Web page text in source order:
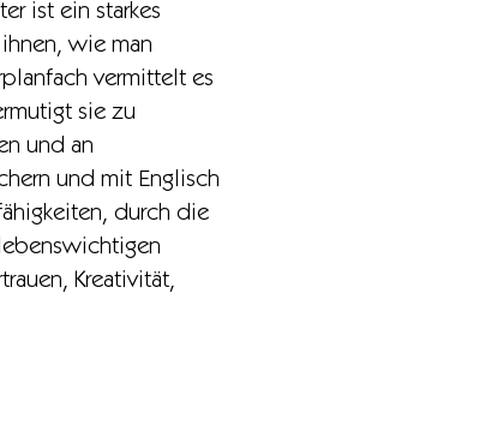
ist ein starkes
wie man
vermittelt es
sie zu
und an
und mit Englisch
durch die
Kreativität,